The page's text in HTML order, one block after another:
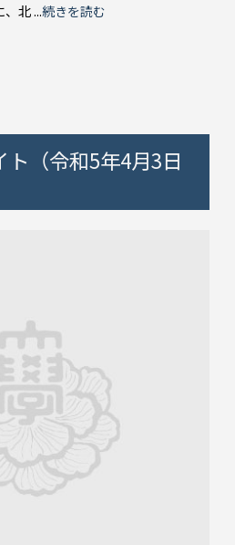
北 ...続きを読む
（令和5年4月3日